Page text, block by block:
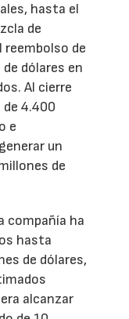
hasta el
de
de
dólares en
Al cierre
4.400
e
un
de
compañía ha
hasta
de dólares,
alcanzar